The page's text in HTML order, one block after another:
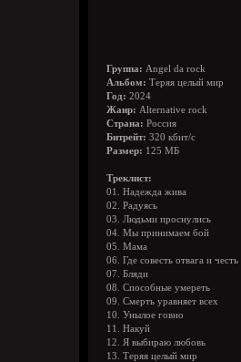
Группа: Angel da rock
Альбом: Теряя целый мир
Год: 2024
Жанр: Alternative rock
Страна: Россия
Битрейт: 320 кбит/с
Размер: 125 МБ
Треклист:
01. Надежда жива
02. Радуясь
03. Людьми проснулись
04. Мы принимаем бой
05. Мама
06. Где совесть отвага и честь
07. Бляди
08. Способные умереть
09. Смерть уравняет всех
10. Унылое говно
11. Накуй
12. Я выбираю любовь
13. Теряя целый мир